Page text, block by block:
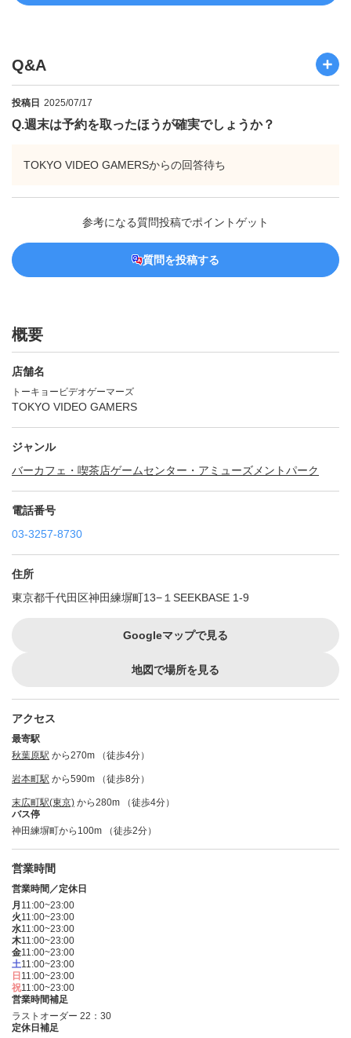
Q&A
投稿日 2025/07/17
Q.週末は予約を取ったほうが確実でしょうか？
TOKYO VIDEO GAMERSからの回答待ち
参考になる質問投稿でポイントゲット
質問を投稿する
概要
店舗名
トーキョービデオゲーマーズ
TOKYO VIDEO GAMERS
ジャンル
バーカフェ・喫茶店ゲームセンター・アミューズメントパーク
電話番号
03-3257-8730
住所
東京都千代田区神田練塀町13−１SEEKBASE 1-9
Googleマップで見る
地図で場所を見る
アクセス
最寄駅
秋葉原駅 から270m （徒歩4分）
岩本町駅 から590m （徒歩8分）
末広町駅(東京) から280m （徒歩4分）
バス停
神田練塀町から100m （徒歩2分）
営業時間
営業時間／定休日
月 11:00~23:00
火11:00~23:00
水11:00~23:00
木11:00~23:00
金11:00~23:00
土11:00~23:00
日 11:00~23:00
祝11:00~23:00
営業時間補足
ラストオーダー 22：30
定休日補足